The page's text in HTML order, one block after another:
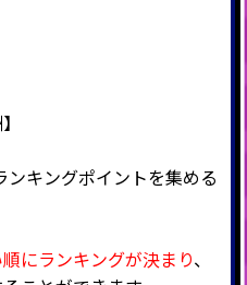
ンキングポイントを集める
にランキングが決まり、